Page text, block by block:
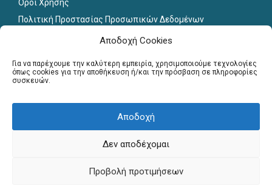
Αποδοχή Cookies
Για να παρέχουμε την καλύτερη εμπειρία, χρησιμοποιούμε τεχνολογίες
όπως cookies για την αποθήκευση ή/και την πρόσβαση σε πληροφορίες
συσκευών.
Αποδοχή
Δεν αποδέχομαι
Προβολή προτιμήσεων
Όροι Χρήσης
Πολιτική Προστασίας Προσωπικών Δεδομένων
Για εκπαιδευτικούς
Εγγραφή
Γραφείο Διασύνδεσης
Copyright © Πανελλήνιο Δίκτυο Καθηγητών, 2013-2026. All
Rights Reserved. Website by